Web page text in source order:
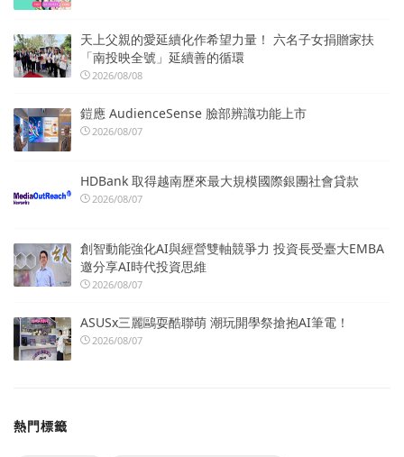
天上父親的愛延續化作希望力量！ 六名子女捐贈家扶
「南投映全號」延續善的循環
2026/08/08
鎧應 AudienceSense 臉部辨識功能上市
2026/08/07
HDBank 取得越南歷來最大規模國際銀團社會貸款
2026/08/07
創智動能強化AI與經營雙軸競爭力 投資長受臺大EMBA
邀分享AI時代投資思維
2026/08/07
ASUSx三麗鷗耍酷聯萌 潮玩開學祭搶抱AI筆電！
2026/08/07
熱門標籤